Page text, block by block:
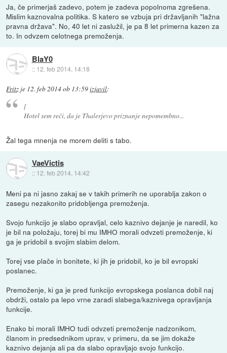
Ja, če primerjaš zadevo, potem je zadeva popolnoma zgrešena.
Mislim kaznovalna politika. S katero se vzbuja pri državljanih "lažna
pravna država". No, 40 let ni zaslužil, je pa 8 let primerna kazen za
to. In odvzem celotnega premoženja.
BlaY0
:: 12. feb 2014, 14:18
Fritz je 12. feb 2014 ob 13:59izjavil:
[
Hotel sem reči, da je Thalerjevo priznanje nepomembno...
Žal tega mnenja ne morem deliti s tabo.
VaeVictis
:: 12. feb 2014, 14:42
Meni pa ni jasno zakaj se v takih primerih ne uporablja zakon o
zasegu nezakonito pridobljenga premoženja.
Svojo funkcijo je slabo opravljal, celo kaznivo dejanje je naredil, ko
je bil na položaju, torej bi mu IMHO morali odvzeti premoženje, ki
ga je pridobil s svojim slabim delom.
Torej vse plače in bonitete, ki jih je pridobil, ko je bil evropski
poslanec.
Premoženje, ki ga je pred funkcijo evropskega poslanca dobil naj
obdrži, ostalo pa lepo vrne zaradi slabega/kaznivega opravljanja
funkcije.
Enako bi morali IMHO tudi odvzeti premoženje nadzonikom,
članom in predsednikom uprav, v primeru, da se jim dokaže
kaznivo dejanja ali pa da slabo opravljajo svojo funkcijo.